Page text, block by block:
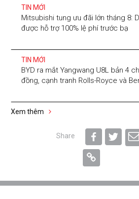
TIN MỚI
Mitsubishi tung ưu đãi lớn tháng 8:
được hỗ trợ 100% lệ phí trước bạ
TIN MỚI
BYD ra mắt Yangwang U8L bản 4
đồng, cạnh tranh Rolls-Royce và
Xem thêm
Share